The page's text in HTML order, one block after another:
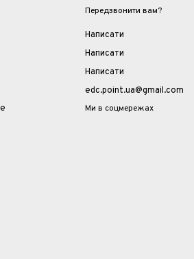
Передзвонити вам?
Написати
Написати
Написати
edc.point.ua@gmail.com
Ми в соцмережах